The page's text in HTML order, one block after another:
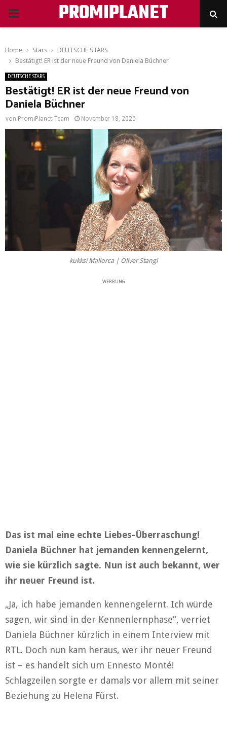
PRIMARY
PROMIPLANET
Home Stars
DEUTSCHE STARS
Bestätigt! ER ist der neue Freund von Daniela Büchner
DEUTSCHE STARS
Bestätigt! ER ist der neue Freund von
Daniela Büchner
von PromiPlanet Team November 18, 2020
kukksi Mallorca | Oliver Stangl
WERBUNG
Das ist mal eine echte Liebes-Überraschung!
Daniela Büchner hat jemanden kennengelernt,
wie sie kürzlich sagte. Nun ist auch bekannt, wer
ihr neuer Freund ist.
„Ja, ich habe jemanden kennengelernt. Ich würde
sagen, wir sind in der Kennenlernphase“, verriet
Daniela Büchner kürzlich in einem Interview mit
RTL. Doch nun kam heraus, wer ihr neuer Freund
ist – es handelt sich um Ennesto Monté!
Schlagzeilen sorgte er damals vor allem mit seiner
Beziehung zu Helena Fürst.